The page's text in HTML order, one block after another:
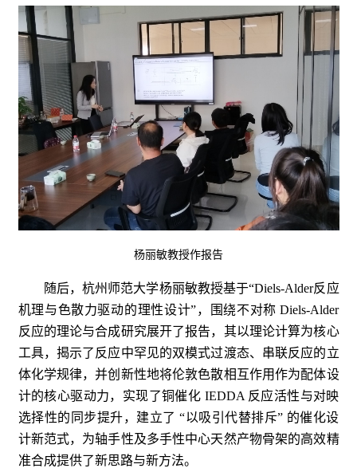
杨丽敏教授作报告
随后，杭州师范大学杨丽敏教授基于“Diels-Alder反应
机理与色散力驱动的理性设计”，围绕不对称 Diels-Alder
反应的理论与合成研究展开了报告，其以理论计算为核心
工具，揭示了反应中罕见的双模式过渡态、串联反应的立
体化学规律，并创新性地将伦敦色散相互作用作为配体设
计的核心驱动力，实现了铜催化 IEDDA 反应活性与对映
选择性的同步提升，建立了 “以吸引代替排斥” 的催化设
计新范式，为轴手性及多手性中心天然产物骨架的高效精
准合成提供了新思路与新方法。